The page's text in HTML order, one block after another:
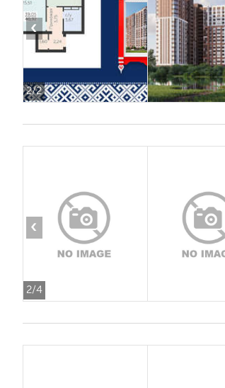
2/2
‹
2/4
‹